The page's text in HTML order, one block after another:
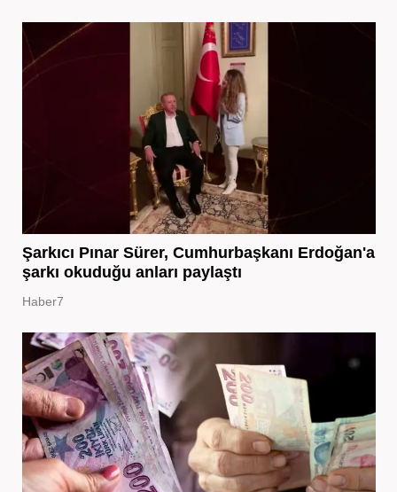
Şarkıcı Pınar Sürer, Cumhurbaşkanı Erdoğan'a
şarkı okuduğu anları paylaştı
Haber7